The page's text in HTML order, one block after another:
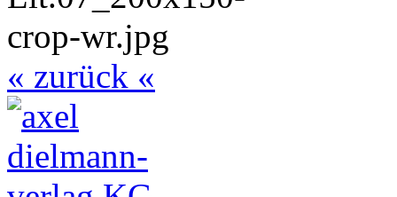
« zurück «